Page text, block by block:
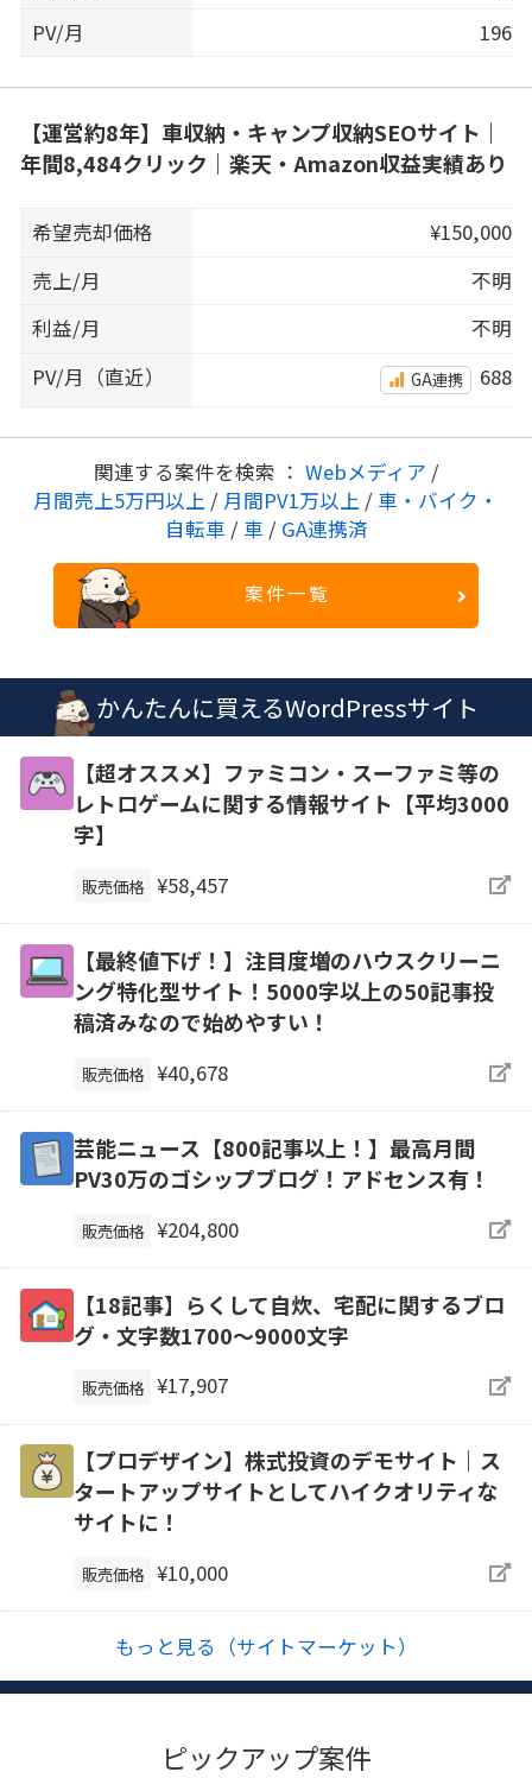
PV/月
196
【運営約8年】車収納・キャンプ収納SEOサイト｜
年間8,484クリック｜楽天・Amazon収益実績あり
希望売却価格
¥150,000
売上/月
不明
利益/月
不明
PV/月（直近）
GA連携 688
関連する案件を検索 ： Webメディア /
月間売上5万円以上 / 月間PV1万以上 / 車・バイク・
自転車 / 車 / GA連携済
案件一覧
かんたんに買えるWordPressサイト
【超オススメ】ファミコン・スーファミ等の
レトロゲームに関する情報サイト【平均3000
字】
販売価格 ¥58,457
【最終値下げ！】注目度増のハウスクリーニ
ング特化型サイト！5000字以上の50記事投
稿済みなので始めやすい！
販売価格 ¥40,678
芸能ニュース【800記事以上！】最高月間
PV30万のゴシップブログ！アドセンス有！
販売価格 ¥204,800
【18記事】らくして自炊、宅配に関するブロ
グ・文字数1700～9000文字
販売価格 ¥17,907
【プロデザイン】株式投資のデモサイト｜ス
タートアップサイトとしてハイクオリティな
サイトに！
販売価格 ¥10,000
もっと見る（サイトマーケット）
ピックアップ案件